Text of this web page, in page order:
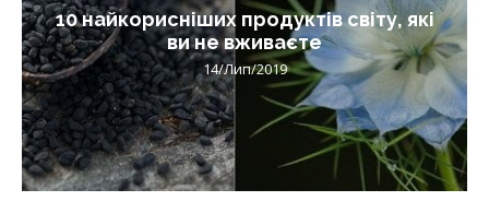
10 найкорисніших продуктів світу, які
ви не вживаєте
14/Лип/2019